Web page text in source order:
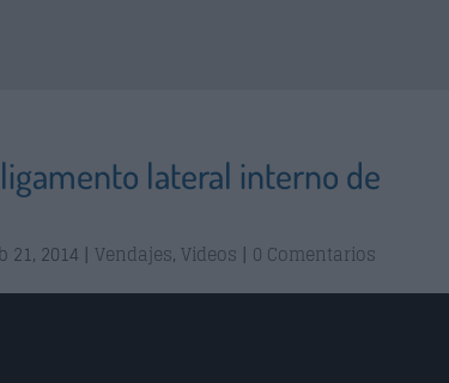
lateral interno de
21, 2014 |Vendajes,Videos | 0 Comentarios